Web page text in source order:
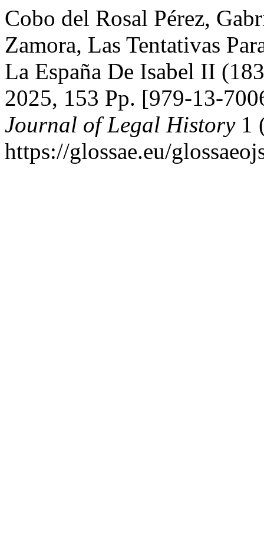
Cobo del Rosal Pérez,
Zamora, Las Tentativas
La España De Isabel II
2025, 153 Pp. [979-13-
Journal of Legal History1
https://glossae.eu/